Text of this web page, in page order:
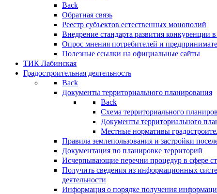
Back
Обратная связь
Реестр субъектов естественных монополий
Внедрение стандарта развития конкуренции
Опрос мнения потребителей и
Полезные ссылки на официальные сайты
ТИК Лабинская
Градостроительная деятельность
Back
Документы территориального планирования
Back
Схема территориального
Документы территориального
Местные нормативы
Правила землепользования и застройки
Документация по планировке территорий
Исчерпывающие перечни процедур в сфере
Получить сведения из информационных
деятельности
Информация о порядке получения